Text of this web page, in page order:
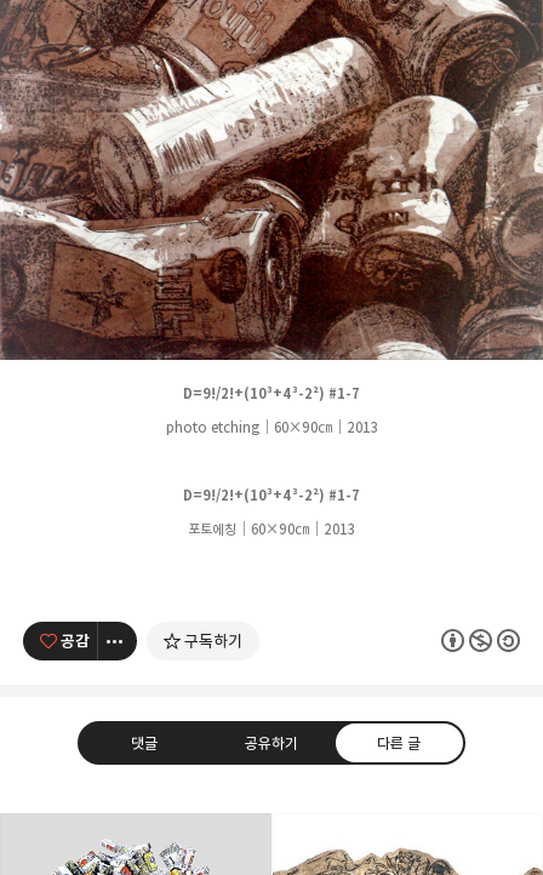
D=9!/2!+(10³+4³-2²) #1-7
photo etching｜60×90㎝｜ 2013
D=9!/2!+(10³+4³-2²) #1-7
포토에칭｜60×90㎝ 2013
공감 구독하기
댓글 공유하기 다른 글